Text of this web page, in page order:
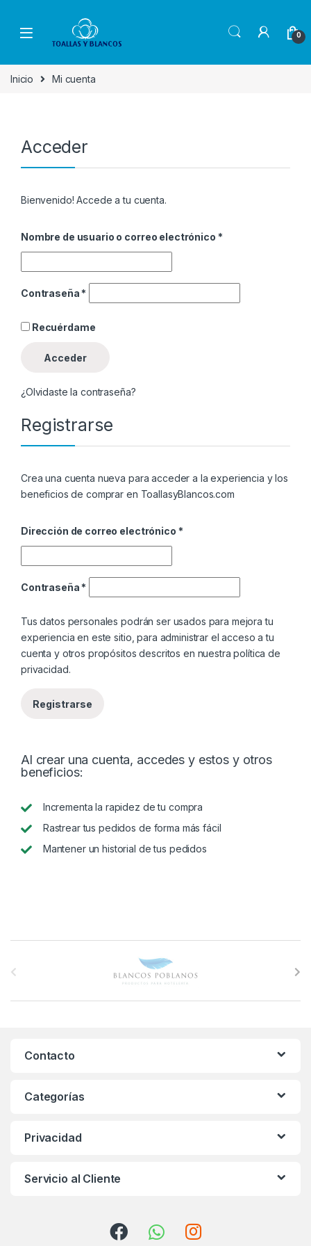
0
Inicio Mi cuenta
Acceder
Bienvenido! Accede a tu cuenta.
Nombre de usuario o correo electrónico *
Contraseña *
Recuérdame
Acceder
¿Olvidaste la contraseña?
Registrarse
Crea una cuenta nueva para acceder a la experiencia y los
beneficios de comprar en ToallasyBlancos.com
Dirección de correo electrónico *
Contraseña *
Tus datos personales podrán ser usados para mejora tu
experiencia en este sitio, para administrar el acceso a tu
cuenta y otros propósitos descritos en nuestrapolítica de
privacidad.
Registrarse
Al crear una cuenta, accedes y estos y otros
beneficios:
Incrementa la rapidez de tu compra
Rastrear tus pedidos de forma más fácil
Mantener un historial de tus pedidos
Contacto
Categorías
Privacidad
Servicio al Cliente